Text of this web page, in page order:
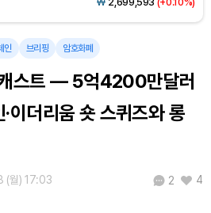
₩1,408(0.00%)
₩ 1,465(+0.54%)
인 브리핑 암호화폐
스트 — 5억4200만달러
이더리움 숏 스퀴즈와 롱
(월) 17:03 2 4